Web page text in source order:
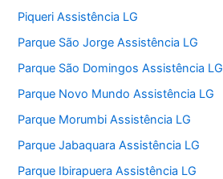
Piqueri Assistência LG
Parque São Jorge Assistência LG
Parque São Domingos Assistência LG
Parque Novo Mundo Assistência LG
Parque Morumbi Assistência LG
Parque Jabaquara Assistência LG
Parque Ibirapuera Assistência LG